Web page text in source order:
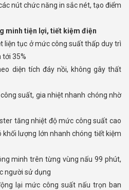
nút chức năng in sắc nét, tạo điểm
minh tiện lợi, tiết kiệm điện
tới 35%
lượng lớn nhanh chóng tiết kiệm
người sử dụng